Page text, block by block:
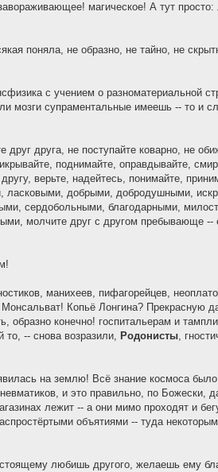
магическое! А тут просто:
поняла, не образно, не тайно, не
с учением о разноматериальной
мозги супраментальные имеешь -- то и
друг друга, не поступайте коварно, не
поднимайте, оправдывайте,
верьте, надейтесь, понимайте,
ласковыми, добрыми, добродушными,
сердобольными, благодарными,
молчите друг с другом пребывающе --
манихеев, пифагорейцев,
Копьё Лонгина? Прекрасную
конечно! госпитальерам и
-- снова возразили, Родонисты,
на землю! Всё знание космоса было
и это правильно, по Божески,
лежит -- а они мимо проходят и
объятиями -- туда
любишь другого, желаешь ему